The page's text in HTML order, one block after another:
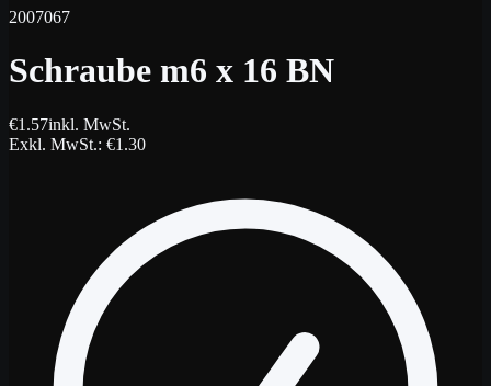
2007067
Schraube m6 x 16 BN
€1.57inkl. MwSt.
Exkl. MwSt.: €1.30